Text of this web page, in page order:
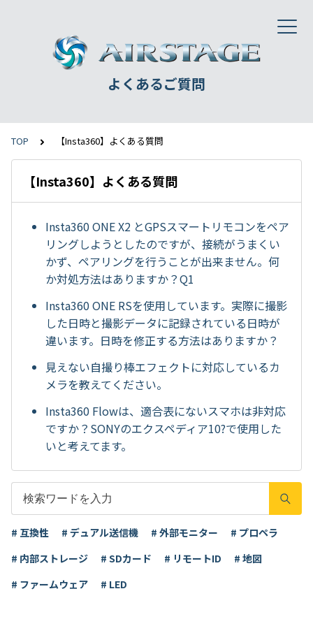
よくあるご質問
TOP 【Insta360】よくある質問
【Insta360】よくある質問
Insta360 ONE X2 とGPSスマートリモコンをペア
リングしようとしたのですが、接続がうまくい
かず、ペアリングを行うことが出来ません。何
か対処方法はありますか？Q1
Insta360 ONE RSを使用しています。実際に撮影
した日時と撮影データに記録されている日時が
違います。日時を修正する方法はありますか？
見えない自撮り棒エフェクトに対応しているカ
メラを教えてください。
Insta360 Flowは、適合表にないスマホは非対応
ですか？SONYのエクスペディア10?で使用した
いと考えてます。
# 互換性 # デュアル送信機 # 外部モニター
# プロペラ
# 内部ストレージ
# SDカード # リモートID
# 地図
# ファームウェア
# LED